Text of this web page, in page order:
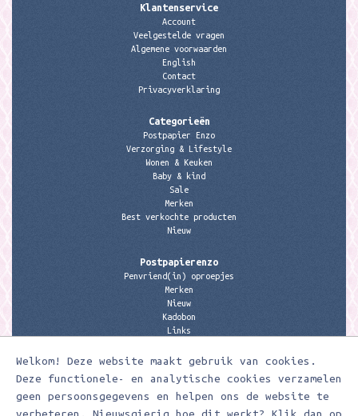
Welkom! Deze website maakt gebruik van cookies.
Deze functionele- en analytische cookies verzamelen
geen persoonsgegevens en helpen ons de website te
Klantenservice
Account
Veelgestelde vragen
Algemene voorwaarden
English
Contact
Privacyverklaring
Categorieën
Postpapier Enzo
Verzorging & Lifestyle
Wonen & Keuken
Baby & kind
Sale
Merken
Best verkochte producten
Nieuw
Postpapierenzo
Penvriend(in) oproepjes
Merken
Nieuw
Kadobon
Links
Contactgegevens
Meerleuks
anita@meerleuks.nl
06 – 107 163 36